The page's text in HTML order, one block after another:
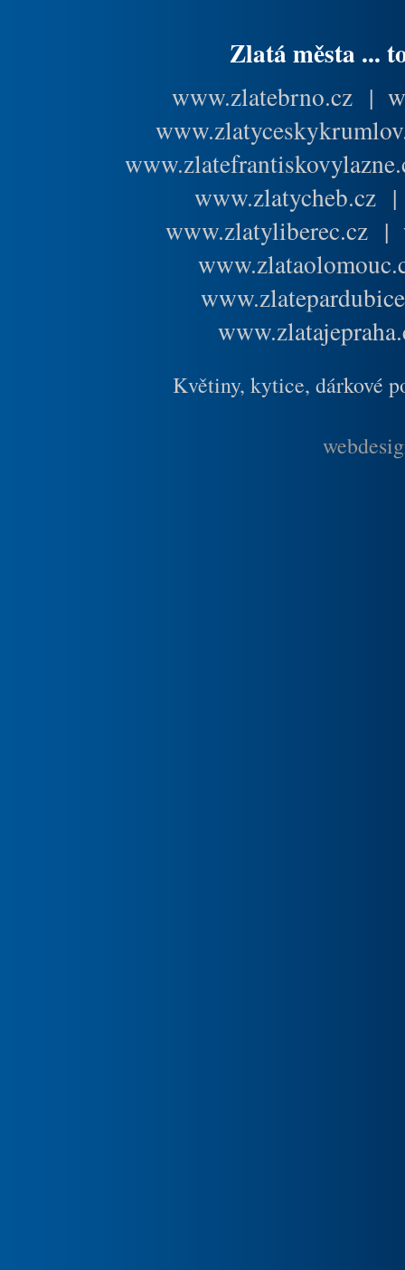
Zlatá města ...
www.zlatebrno.cz |
www.zlatycheb.cz
www.zlatyliberec.cz |
Květiny, kytice, dárkové